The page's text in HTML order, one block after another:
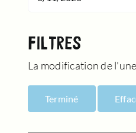
FILTRES
La modification de
Terminé